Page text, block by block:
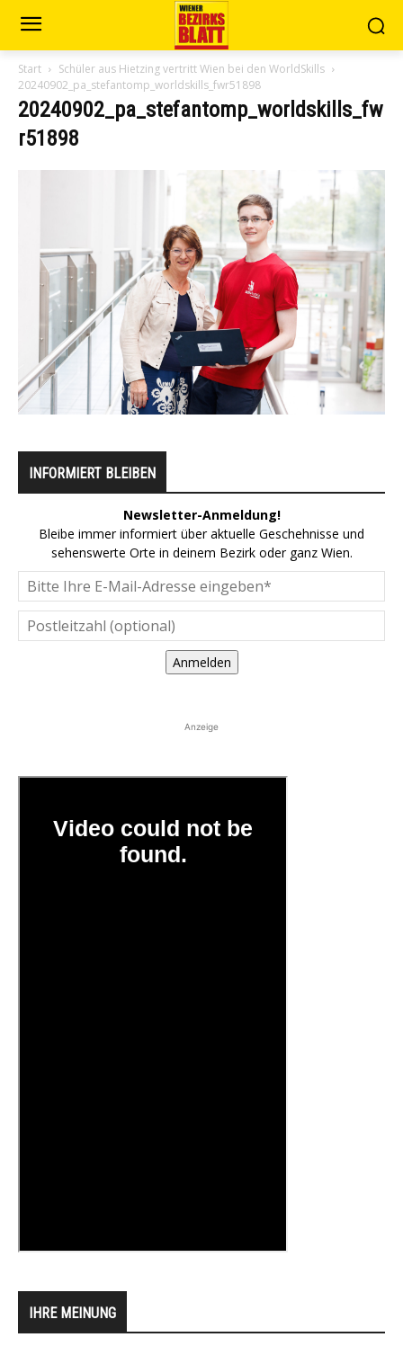
Start
Schüler aus Hietzing vertritt Wien bei den WorldSkills
20240902_pa_stefantomp_worldskills_fwr51898
20240902_pa_stefantomp_worldskills_fw
r51898
INFORMIERT BLEIBEN
Newsletter-Anmeldung!
Bleibe immer informiert über aktuelle Geschehnisse und
sehenswerte Orte in deinem Bezirk oder ganz Wien.
Anmelden
Anzeige
IHRE MEINUNG